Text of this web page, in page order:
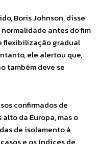
Boris Johnson, disse
antes do fim
flexibilização gradual
ele alertou que,
também deve se
confirmados de
da Europa, mas o
de isolamento à